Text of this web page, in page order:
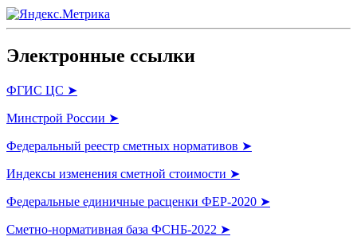
Электронные ссылки
ФГИС ЦС ➤
Минстрой России ➤
Федеральный реестр сметных нормативов ➤
Индексы изменения сметной стоимости ➤
Федеральные единичные расценки ФЕР-2020 ➤
Сметно-нормативная база ФСНБ-2022 ➤